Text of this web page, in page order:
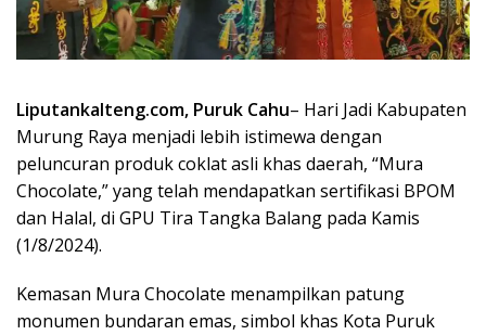
Liputankalteng.com, Puruk Cahu– Hari Jadi Kabupaten
Murung Raya menjadi lebih istimewa dengan
peluncuran produk coklat asli khas daerah, “Mura
Chocolate,” yang telah mendapatkan sertifikasi BPOM
dan Halal, di GPU Tira Tangka Balang pada Kamis
(1/8/2024).
Kemasan Mura Chocolate menampilkan patung
monumen bundaran emas, simbol khas Kota Puruk